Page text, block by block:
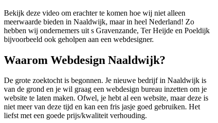
Bekijk deze video om erachter te komen hoe wij niet alleen
meerwaarde bieden in Naaldwijk, maar in heel Nederland! Zo
hebben wij ondernemers uit s Gravenzande, Ter Heijde en Poeldijk
bijvoorbeeld ook geholpen aan een webdesigner.
Waarom Webdesign Naaldwijk?
De grote zoektocht is begonnen. Je nieuwe bedrijf in Naaldwijk is
van de grond en je wil graag een webdesign bureau inzetten om je
website te laten maken. Ofwel, je hebt al een website, maar deze is
niet meer van deze tijd en kan een fris jasje goed gebruiken. Het
liefst met een goede prijs/kwaliteit verhouding.